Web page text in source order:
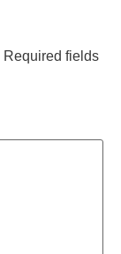
Required fields